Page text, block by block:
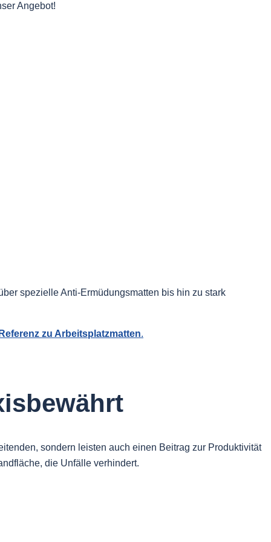
Angebot!
spezielle Anti-Ermüdungsmatten bis hin zu stark
zu Arbeitsplatzmatten.
sondern leisten auch einen Beitrag zur Produktivität
die Unfälle verhindert.